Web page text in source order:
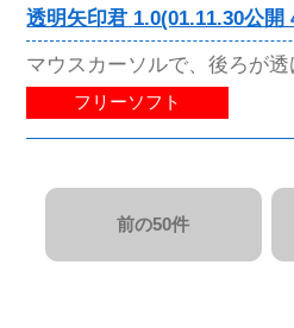
透明矢印君 1.0(01.11.30公開
マウスカーソルで、後ろが
フリーソフト
前の50件